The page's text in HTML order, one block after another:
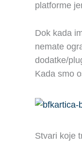
platforme
Dok kada
nemate
dodatke/
Kada smo
Stvari koje